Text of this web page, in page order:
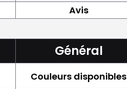
Avis
Général
Couleurs disponibles